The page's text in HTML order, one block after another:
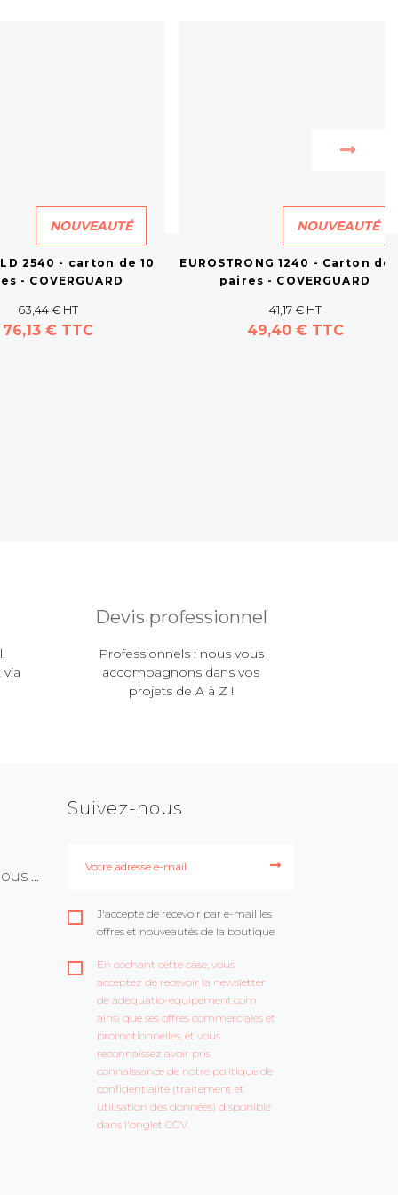
NOUVEAUTÉ
2540 - carton de 10
- COVERGUARD
63,44 € HT
76,13 € TTC
NOUVEAUTÉ
EUROSTRONG 1240 - Carton de
paires - COVERGUARD
41,17 € HT
49,40 € TTC
Devis professionnel
Professionnels : nous vous
accompagnons dans vos
projets de A à Z !
...
Suivez-nous
J'accepte de recevoir par e-mail les
offres et nouveautés de la boutique
En cochant cette case, vous
acceptez de recevoir la newsletter
de adequatio-equipement.com
ainsi que ses offres commerciales et
promotionnelles, et vous
reconnaissez avoir pris
connaissance de notre politique de
confidentialité (traitement et
utilisation des données) disponible
dans l'onglet CGV.